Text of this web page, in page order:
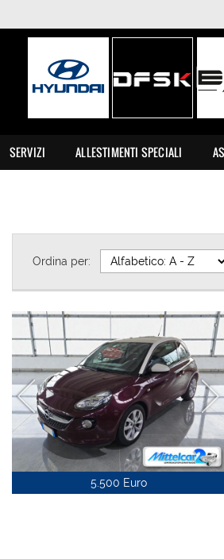
SERVIZI ALLESTIMENTI SPECIALI
Ordina per:
5.500 Euro